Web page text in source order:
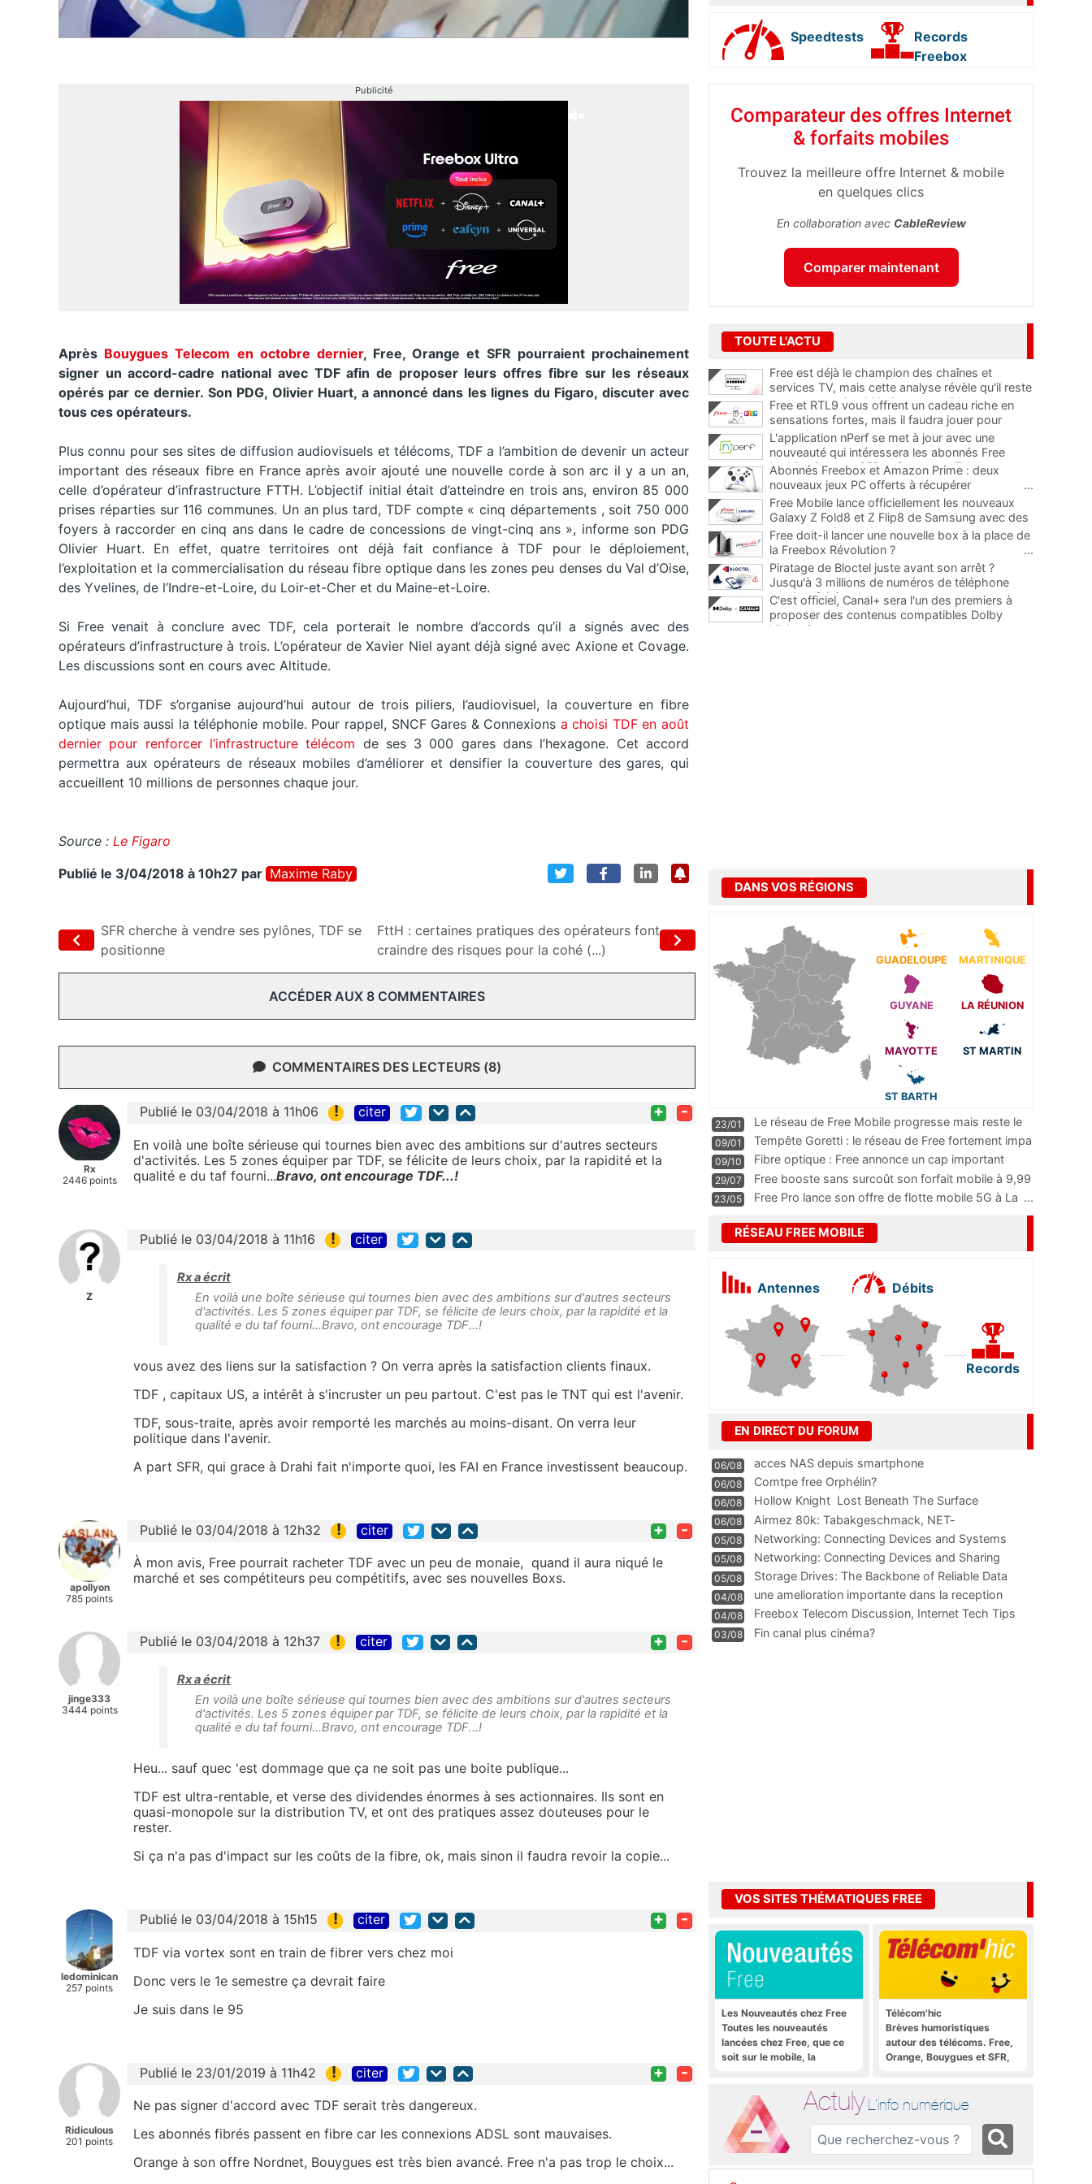
Publicité
Après Bouygues Telecom en octobre dernier, Free, Orange et SFR pourraient prochainement
signer un accord-cadre national avec TDF afin de proposer leurs offres fibre sur les réseaux
opérés par ce dernier. Son PDG, Olivier Huart, a annoncé dans les lignes du Figaro, discuter avec
tous ces opérateurs.
Plus connu pour ses sites de diffusion audiovisuels et télécoms, TDF a l’ambition de devenir un acteur
important des réseaux fibre en France après avoir ajouté une nouvelle corde à son arc il y a un an,
celle d’opérateur d’infrastructure FTTH. L’objectif initial était d’atteindre en trois ans, environ 85 000
prises réparties sur 116 communes. Un an plus tard, TDF compte « cinq départements , soit 750 000
foyers à raccorder en cinq ans dans le cadre de concessions de vingt-cinq ans », informe son PDG
Olivier Huart. En effet, quatre territoires ont déjà fait confiance à TDF pour le déploiement,
l’exploitation et la commercialisation du réseau fibre optique dans les zones peu denses du Val d’Oise,
des Yvelines, de l’Indre-et-Loire, du Loir-et-Cher et du Maine-et-Loire.
Si Free venait à conclure avec TDF, cela porterait le nombre d’accords qu’il a signés avec des
opérateurs d’infrastructure à trois. L’opérateur de Xavier Niel ayant déjà signé avec Axione et Covage.
Les discussions sont en cours avec Altitude.
Aujourd’hui, TDF s’organise aujourd’hui autour de trois piliers, l’audiovisuel, la couverture en fibre
optique mais aussi la téléphonie mobile. Pour rappel, SNCF Gares & Connexions a choisi TDF en août
dernier pour renforcer l’infrastructure télécom de ses 3 000 gares dans l’hexagone. Cet accord
permettra aux opérateurs de réseaux mobiles d’améliorer et densifier la couverture des gares, qui
accueillent 10 millions de personnes chaque jour.
Source : Le Figaro
Publié le 3/04/2018 à 10h27 par Maxime Raby
SFR cherche à vendre ses pylônes, TDF se
positionne
FttH : certaines pratiques des opérateurs font
craindre des risques pour la cohé (...)
ACCÉDER AUX 8 COMMENTAIRES
COMMENTAIRES DES LECTEURS (8)
Rx
2446 points
Publié le 03/04/2018 à 11h06 ! citer + -
En voilà une boîte sérieuse qui tournes bien avec des ambitions sur d'autres secteurs
d'activités. Les 5 zones équiper par TDF, se félicite de leurs choix, par la rapidité et la
qualité e du taf fourni...Bravo, ont encourage TDF...!
Z
Publié le 03/04/2018 à 11h16 ! citer
Rx a écrit
En voilà une boîte sérieuse qui tournes bien avec des ambitions sur d'autres secteurs
d'activités. Les 5 zones équiper par TDF, se félicite de leurs choix, par la rapidité et la
qualité e du taf fourni...Bravo, ont encourage TDF...!
vous avez des liens sur la satisfaction ? On verra après la satisfaction clients finaux.
TDF , capitaux US, a intérêt à s'incruster un peu partout. C'est pas le TNT qui est l'avenir.
TDF, sous-traite, après avoir remporté les marchés au moins-disant. On verra leur
politique dans l'avenir.
A part SFR, qui grace à Drahi fait n'importe quoi, les FAI en France investissent beaucoup.
apollyon
785 points
Publié le 03/04/2018 à 12h32 ! citer + -
À mon avis, Free pourrait racheter TDF avec un peu de monaie, quand il aura niqué le
marché et ses compétiteurs peu compétitifs, avec ses nouvelles Boxs.
jinge333
3444 points
Publié le 03/04/2018 à 12h37 ! citer + -
Rx a écrit
En voilà une boîte sérieuse qui tournes bien avec des ambitions sur d'autres secteurs
d'activités. Les 5 zones équiper par TDF, se félicite de leurs choix, par la rapidité et la
qualité e du taf fourni...Bravo, ont encourage TDF...!
Heu... sauf quec 'est dommage que ça ne soit pas une boite publique...
TDF est ultra-rentable, et verse des dividendes énormes à ses actionnaires. Ils sont en
quasi-monopole sur la distribution TV, et ont des pratiques assez douteuses pour le
rester.
Si ça n'a pas d'impact sur les coûts de la fibre, ok, mais sinon il faudra revoir la copie...
ledominican
257 points
Publié le 03/04/2018 à 15h15 ! citer + -
TDF via vortex sont en train de fibrer vers chez moi
Donc vers le 1e semestre ça devrait faire
Je suis dans le 95
Ridiculous
201 points
Publié le 23/01/2019 à 11h42 ! citer + -
Ne pas signer d'accord avec TDF serait très dangereux.
Les abonnés fibrés passent en fibre car les connexions ADSL sont mauvaises.
Orange à son offre Nordnet, Bouygues est très bien avancé. Free n'a pas trop le choix...
Speedtests
Records
Freebox
Comparateur des offres Internet
& forfaits mobiles
Trouvez la meilleure offre Internet & mobile
en quelques clics
En collaboration avec CableReview
Comparer maintenant
TOUTE L'ACTU
Free est déjà le champion des chaînes et
services TV, mais cette analyse révèle qu'il reste
encore au moins 141 ajouts possibles
Free et RTL9 vous offrent un cadeau riche en
sensations fortes, mais il faudra jouer pour
l'obtenir
L'application nPerf se met à jour avec une
nouveauté qui intéressera les abonnés Free
Mobile, Orange, SFR et Bouygues Telecom
Abonnés Freebox et Amazon Prime : deux
nouveaux jeux PC offerts à récupérer
...
Free Mobile lance officiellement les nouveaux
Galaxy Z Fold8 et Z Flip8 de Samsung avec des
promos et des cadeaux
...
Free doit-il lancer une nouvelle box à la place de
la Freebox Révolution ?
...
Piratage de Bloctel juste avant son arrêt ?
Jusqu'à 3 millions de numéros de téléphone
auraient fuité
C'est officiel, Canal+ sera l'un des premiers à
proposer des contenus compatibles Dolby
Vision 2
DANS VOS RÉGIONS
GUADELOUPE MARTINIQUE
GUYANE LA RÉUNION
MAYOTTE ST MARTIN
ST BARTH
23/01
Le réseau de Free Mobile progresse mais reste le
m
...
09/01
Tempête Goretti : le réseau de Free fortement impa
09/10
Fibre optique : Free annonce un cap important
pass
...
29/07
Free booste sans surcoût son forfait mobile à 9,99
23/05 Free Pro lance son offre de flotte mobile 5G à La ...
RÉSEAU FREE MOBILE
Antennes Débits
Records
EN DIRECT DU FORUM
06/08 acces NAS depuis smartphone
06/08 Comtpe free Orphélin?
06/08 Hollow Knight  Lost Beneath The Surface
06/08
Airmez 80k: Tabakgeschmack, NET-
Technologie und Leistung im
05/08 Networking: Connecting Devices and Systems
05/08
Networking: Connecting Devices and Sharing
Information
05/08
Storage Drives: The Backbone of Reliable Data
Management
04/08
une amelioration importante dans la reception
WIFI
04/08
Freebox Telecom Discussion, Internet Tech Tips
Communi
03/08 Fin canal plus cinéma?
VOS SITES THÉMATIQUES FREE
Les Nouveautés chez Free
Toutes les nouveautés
lancées chez Free, que ce
soit sur le mobile, la
Télécom'hic
Brèves humoristiques
autour des télécoms. Free,
Orange, Bouygues et SFR,
Actuly L'info numérique